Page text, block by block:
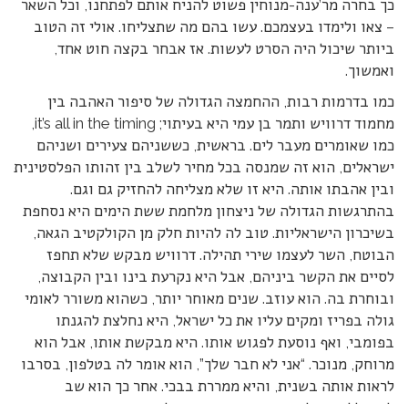
כך בחרה מר’ענה-מנוחין פשוט להניח אותם לפתחנו, וכל השאר
– צאו ולימדו בעצמכם. עשו בהם מה שתצליחו. אולי זה הטוב
ביותר שיכול היה הסרט לעשות. אז אבחר בקצה חוט אחד,
ואמשוך.
כמו בדרמות רבות, ההחמצה הגדולה של סיפור האהבה בין
מחמוד דרוויש ותמר בן עמי היא בעיתוי; it’s all in the timing,
כמו שאומרים מעבר לים. בראשית, כששניהם צעירים ושניהם
ישראלים, הוא זה שמנסה בכל מחיר לשלב בין זהותו הפלסטינית
ובין אהבתו אותה. היא זו שלא מצליחה להחזיק גם וגם.
בהתרגשות הגדולה של ניצחון מלחמת ששת הימים היא נסחפת
בשיכרון הישראליות. טוב לה להיות חלק מן הקולקטיב הגאה,
הבוטח, השר לעצמו שירי תהילה. דרוויש מבקש שלא תחפז
לסיים את הקשר ביניהם, אבל היא נקרעת בינו ובין הקבוצה,
ובוחרת בה. הוא עוזב. שנים מאוחר יותר, כשהוא משורר לאומי
גולה בפריז ומקים עליו את כל ישראל, היא נחלצת להגנתו
בפומבי, ואף נוסעת לפגוש אותו. היא מבקשת אותו, אבל הוא
מרוחק, מנוכר. “אני לא חבר שלך”, הוא אומר לה בטלפון, בסרבו
לראות אותה בשנית, והיא ממררת בבכי. אחר כך הוא שב